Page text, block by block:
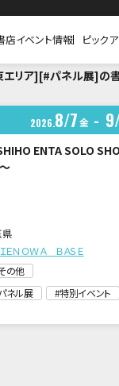
店イベント情報 ピック
エリア][#パネル展]の
2026 8 7金 9
ENTA SOLO
県
ＥＮＯＷＡ ＢＡＳＥ
の他
ネル展
特別イベント